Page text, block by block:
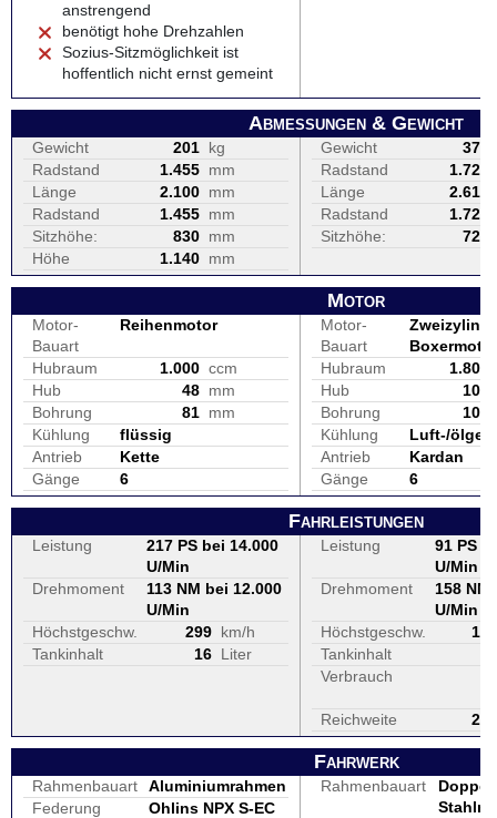
anstrengend
benötigt hohe Drehzahlen
Sozius-Sitzmöglichkeit ist
hoffentlich nicht ernst gemeint
Abmessungen & Gewicht
Gewicht 201 kg
Radstand
1.455 mm
Länge
2.100 mm
Radstand
1.455 mm
Sitzhöhe:
830 mm
Höhe
1.140 mm
Gewicht
374
Radstand
1.720
Länge
2.615
Radstand
1.720
Sitzhöhe:
720
Motor
Motor-
Bauart
Reihenmotor
Hubraum 1.000 ccm
Hub
48 mm
Bohrung
81 mm
Kühlung
flüssig
Antrieb
Kette
Gänge
6
Motor-
Bauart
Boxermotor
Hubraum
1.802
Hub
100
Bohrung
107
Kühlung
Luft-/
Antrieb
Kardan
Gänge
6
Fahrleistungen
Leistung
217 PS bei 14.000
U/Min
Drehmoment
113 NM bei 12.000
U/Min
Höchstgeschw.
299 km/h
Tankinhalt
16 Liter
Leistung
91 PS
U/Min
Drehmoment
158 NM
U/Min
Höchstgeschw.
180
Tankinhalt
Verbrauch
Reichweite 285
Fahrwerk
Rahmenbauart
Aluminiumrahmen
Federung
Ohlins NPX S-EC
Rahmenbauart